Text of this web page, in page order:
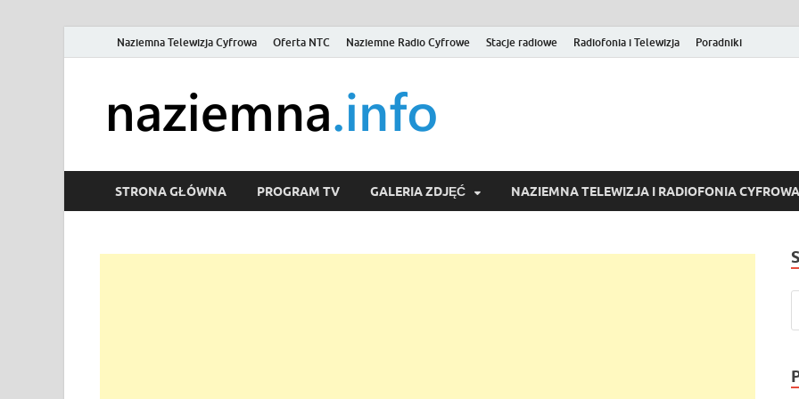
Naziemna Telewizja Cyfrowa Oferta NTC Naziemne Radio Cyfrowe Stacje radiowe Radiofonia i Telewizja Poradniki
Wideo online, VOD
STRONA GŁÓWNA PROGRAM TV GALERIA ZDJĘĆ NAZIEMNA TELEWIZJA I RADIOFONIA CYFROWA